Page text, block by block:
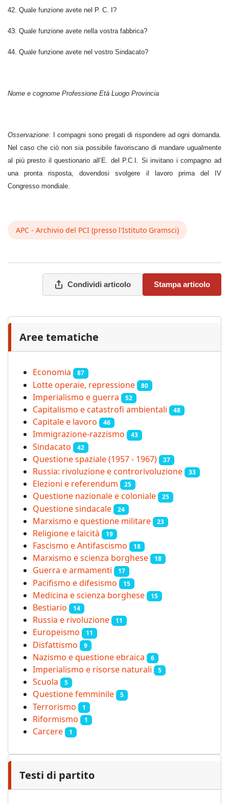
42. Quale funzione avete nel P. C. I?
43. Quale funzione avete nella vostra fabbrica?
44. Quale funzione avete nel vostro Sindacato?
Nome e cognome Professione Età Luogo Provincia
Osservazione: I compagni sono pregati di rispondere ad ogni domanda.
Nel caso che ciò non sia possibile favoriscano di mandare ugualmente
al più presto il questionario all’E. del P.C.I. Si invitano i compagno ad
una pronta risposta, dovendosi svolgere il lavoro prima del IV
Congresso mondiale.
APC - Archivio del PCI (presso l'Istituto Gramsci)
Condividi articolo Stampa articolo
Aree tematiche
Economia 87
Lotte operaie, repressione 80
Imperialismo e guerra 52
Capitalismo e catastrofi ambientali 48
Capitale e lavoro 46
Immigrazione-razzismo 43
Sindacato 42
Questione spaziale (1957 - 1967) 37
Russia: rivoluzione e controrivoluzione 33
Elezioni e referendum 25
Questione nazionale e coloniale 25
Questione sindacale 24
Marxismo e questione militare 23
Religione e laicità 19
Fascismo e Antifascismo 18
Marxismo e scienza borghese 18
Guerra e armamenti 17
Pacifismo e difesismo 15
Medicina e scienza borghese 15
Bestiario 14
Russia e rivoluzione 11
Europeismo 11
Disfattismo 9
Nazismo e questione ebraica 6
Imperialismo e risorse naturali 5
Scuola 5
Questione femminile 5
Terrorismo 1
Riformismo 1
Carcere 1
Testi di partito